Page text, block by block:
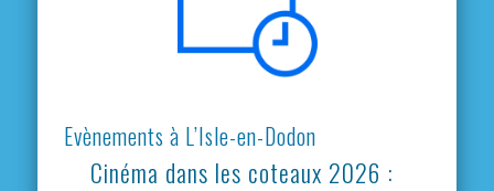
Evènements à L’Isle-en-Dodon
Cinéma dans les coteaux 2026 :